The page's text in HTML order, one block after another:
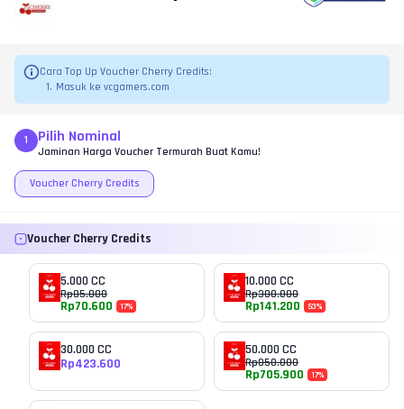
Cara Top Up Voucher Cherry Credits:
Masuk ke vcgamers.com
Pilih jumlah CC yang ingin kamu beli
Masukkan kode promo
Klik tombol Bayar
1 Pilih Nominal
Jaminan Harga Voucher Termurah Buat Kamu!
Voucher Cherry Credits
Voucher Cherry Credits
5.000 CC
Rp85.000
Rp70.600 17%
10.000 CC
Rp300.000
Rp141.200 53%
30.000 CC
Rp423.600
50.000 CC
Rp850.000
Rp705.900 17%